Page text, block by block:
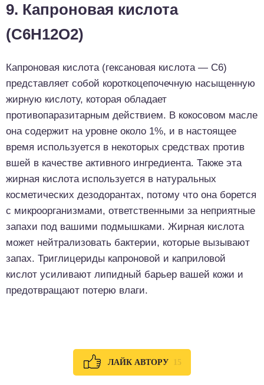
9. Капроновая кислота
(C6H12O2)
Капроновая кислота (гексановая кислота — С6)
представляет собой короткоцепочечную насыщенную
жирную кислоту, которая обладает
противопаразитарным действием. В кокосовом масле
она содержит на уровне около 1%, и в настоящее
время используется в некоторых средствах против
вшей в качестве активного ингредиента. Также эта
жирная кислота используется в натуральных
косметических дезодорантах, потому что она борется
с микроорганизмами, ответственными за неприятные
запахи под вашими подмышками. Жирная кислота
может нейтрализовать бактерии, которые вызывают
запах. Триглицериды капроновой и каприловой
кислот усиливают липидный барьер вашей кожи и
предотвращают потерю влаги.
ЛАЙК АВТОРУ 15